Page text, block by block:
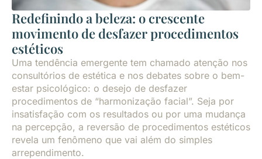
Redefinindo a beleza: o crescente
movimento de desfazer procedimentos
estéticos
Uma tendência emergente tem chamado atenção nos
consultórios de estética e nos debates sobre o bem-
estar psicológico: o desejo de desfazer
procedimentos de “harmonização facial”. Seja por
insatisfação com os resultados ou por uma mudança
na percepção, a reversão de procedimentos estéticos
revela um fenômeno que vai além do simples
arrependimento.